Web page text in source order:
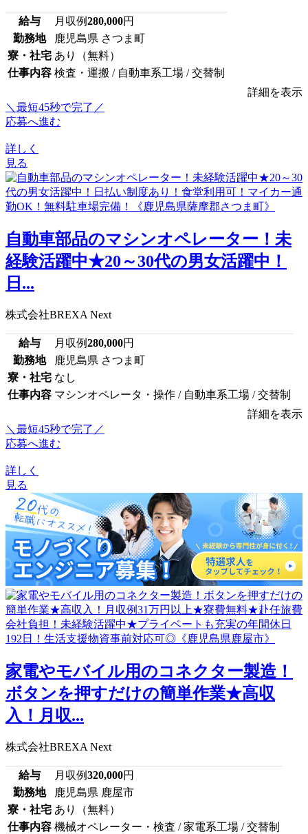
給与 月収例280,000円
勤務地
鹿児島県 さつま町
寮・社宅 あり（無料）
仕事内容 検査・運搬 / 自動車系工場 / 交替制
詳細を表示
＼最短45秒で完了／
応募へ進む
詳しく
見る
自動車部品のマシンオペレーター！未
経験活躍中★20～30代の男女活躍中！
日...
株式会社BREXA Next
給与 月収例280,000円
勤務地
鹿児島県 さつま町
寮・社宅 なし
仕事内容 マシンオペレータ・操作 / 自動車系工場 / 交替制
詳細を表示
＼最短45秒で完了／
応募へ進む
詳しく
見る
家電やモバイル用のコネクター製造！
ボタンを押すだけの簡単作業★高収
入！月収...
株式会社BREXA Next
給与 月収例320,000円
勤務地
鹿児島県 鹿屋市
寮・社宅 あり（無料）
仕事内容 機械オペレーター・検査 / 家電系工場 / 交替制